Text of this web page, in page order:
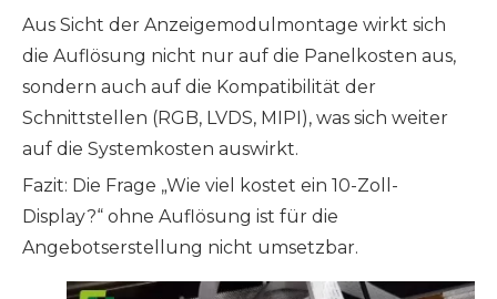
Aus Sicht der Anzeigemodulmontage wirkt sich
die Auflösung nicht nur auf die Panelkosten aus,
sondern auch auf die Kompatibilität der
Schnittstellen (RGB, LVDS, MIPI), was sich weiter
auf die Systemkosten auswirkt.
Fazit: Die Frage „Wie viel kostet ein 10-Zoll-
Display?“ ohne Auflösung ist für die
Angebotserstellung nicht umsetzbar.